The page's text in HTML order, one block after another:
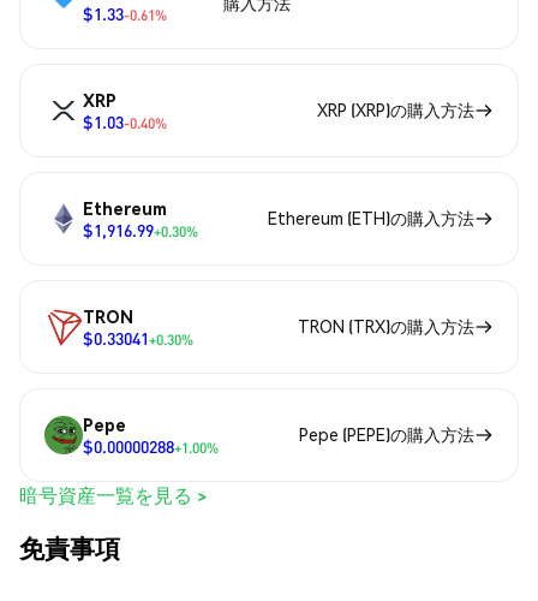
$1.33-0.61%
XRP
$1.03-0.40%
XRP (XRP)の購入方法
Ethereum
$1,916.99+0.30%
Ethereum (ETH)の購入方法
TRON
$0.33041+0.30%
TRON (TRX)の購入方法
Pepe
$0.00000288+1.00%
Pepe (PEPE)の購入方法
暗号資産一覧を見る >
免責事項